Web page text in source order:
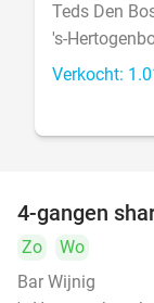
Teds Den
's-
Verkocht:
4-gangen
Zo
Wo
Bar Wijnig